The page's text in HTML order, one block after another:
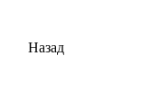
Назад